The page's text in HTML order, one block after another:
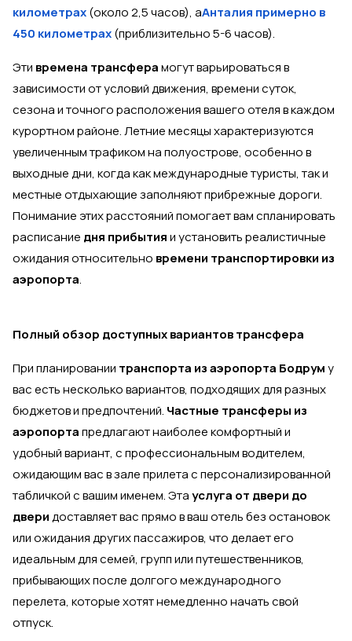
километрах(около 2,5 часов), аАнталия примерно в
450 километрах(приблизительно 5-6 часов).
Эти времена трансферамогут варьироваться в
зависимости от условий движения, времени суток,
сезона и точного расположения вашего отеля в каждом
курортном районе. Летние месяцы характеризуются
увеличенным трафиком на полуострове, особенно в
выходные дни, когда как международные туристы, так и
местные отдыхающие заполняют прибрежные дороги.
Понимание этих расстояний помогает вам спланировать
расписание дня прибытияи установить реалистичные
ожидания относительно времени транспортировки из
аэропорта.
Полный обзор доступных вариантов трансфера
При планировании транспорта из аэропорта Бодруму
вас есть несколько вариантов, подходящих для разных
бюджетов и предпочтений. Частные трансферы из
аэропортапредлагают наиболее комфортный и
удобный вариант, с профессиональным водителем,
ожидающим вас в зале прилета с персонализированной
табличкой с вашим именем. Этауслуга от двери до
дверидоставляет вас прямо в ваш отель без остановок
или ожидания других пассажиров, что делает его
идеальным для семей, групп или путешественников,
прибывающих после долгого международного
перелета, которые хотят немедленно начать свой
отпуск.